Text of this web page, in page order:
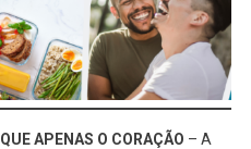
APENAS O CORAÇÃO – A